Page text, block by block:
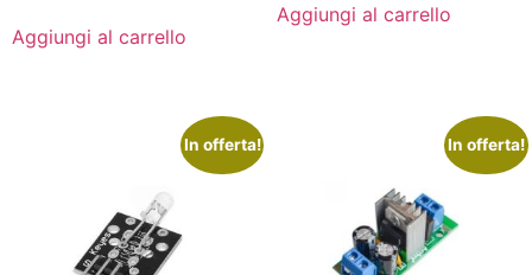
Aggiungi al carrello
Aggiungi al carrello
In offerta! In offerta!